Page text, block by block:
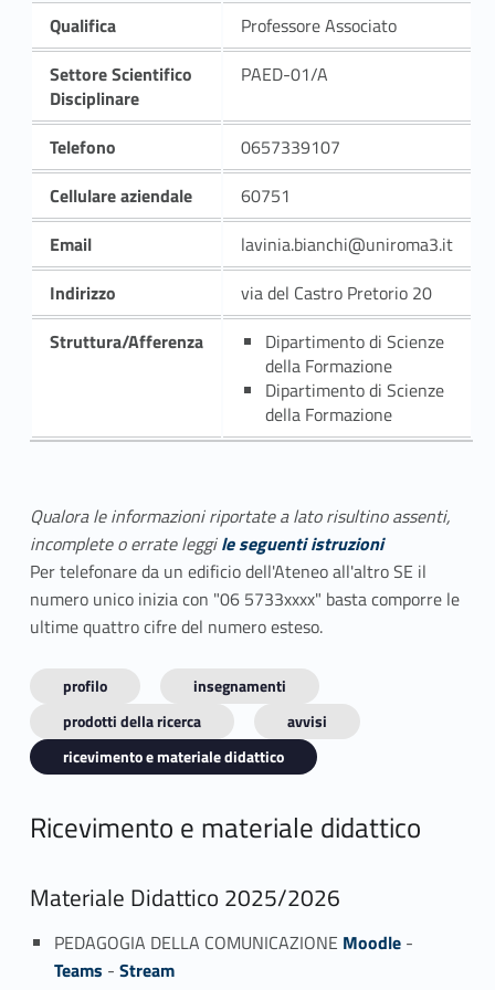
Qualifica
Professore Associato
Settore Scientifico
Disciplinare
PAED-01/A
Telefono
0657339107
Cellulare aziendale
60751
Email
lavinia.bianchi@uniroma3.it
Indirizzo
via del Castro Pretorio 20
Struttura/Afferenza
Dipartimento di Scienze
della Formazione
Dipartimento di Scienze
della Formazione
Qualora le informazioni riportate a lato risultino assenti,
incomplete o errate leggile seguenti istruzioni
Per telefonare da un edificio dell'Ateneo all'altro SE il
numero unico inizia con "06 5733xxxx" basta comporre le
ultime quattro cifre del numero esteso.
profilo
insegnamenti
prodotti della ricerca
avvisi
ricevimento e materiale didattico
Ricevimento e materiale didattico
Materiale Didattico 2025/2026
PEDAGOGIA DELLA COMUNICAZIONE Moodle-
Teams - Stream